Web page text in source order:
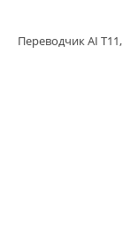
Переводчик AI